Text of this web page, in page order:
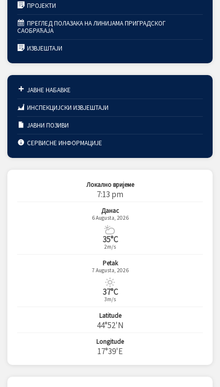
ПРОЈЕКТИ
ПРЕГЛЕД ПОЛАЗАКА НА ЛИНИЈАМА ПРИГРАДСКОГ
САОБРАЋАЈА
ИЗВЈЕШТАЈИ
ЈАВНЕ НАБАВКЕ
ИНСПЕКЦИЈСКИ ИЗВЈЕШТАЈИ
ЈАВНИ ПОЗИВИ
СЕРВИСНЕ ИНФОРМАЦИЈЕ
Локално вријеме
7:13 pm
Данас
6 Augusta, 2026
35°C
2m/s
Petak
7 Augusta, 2026
37°C
3m/s
Latitude
44°52'N
Longitude
17°39'E